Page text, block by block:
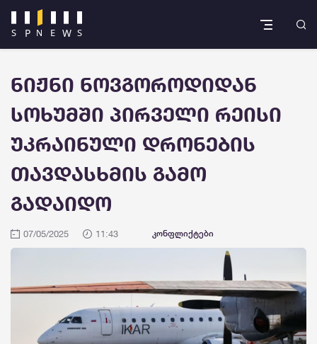
ნიჟნი ნოვგოროდიდან
სოხუმში პირველი რეისი
უკრაინული დრონების
თავდასხმის გამო
გადაიდო
07/05/2025 11:43 კონფლიქტები